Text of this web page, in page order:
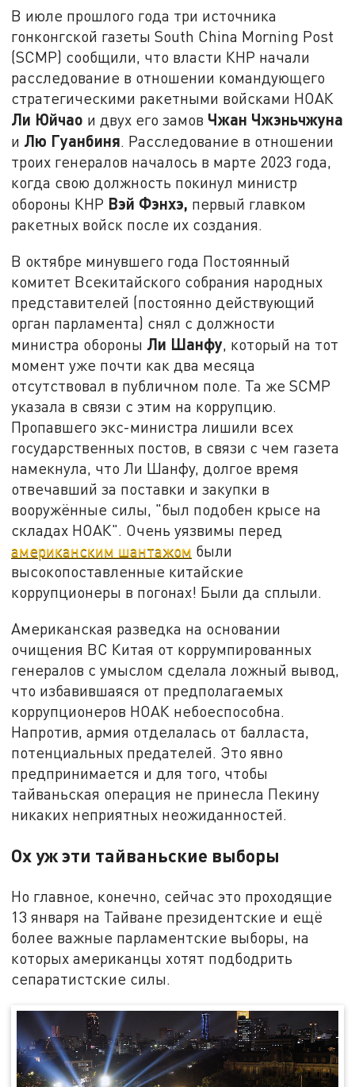
В июле прошлого года три источника
гонконгской газеты South China Morning Post
(SCMP) сообщили, что власти КНР начали
расследование в отношении командующего
стратегическими ракетными войсками НОАК
Ли Юйчао и двух его замов Чжан Чжэньчжуна
и Лю Гуанбиня. Расследование в отношении
троих генералов началось в марте 2023 года,
когда свою должность покинул министр
обороны КНР Вэй Фэнхэ, первый главком
ракетных войск после их создания.
В октябре минувшего года Постоянный
комитет Всекитайского собрания народных
представителей (постоянно действующий
орган парламента) снял с должности
министра обороны Ли Шанфу, который на тот
момент уже почти как два месяца
отсутствовал в публичном поле. Та же SCMP
указала в связи с этим на коррупцию.
Пропавшего экс-министра лишили всех
государственных постов, в связи с чем газета
намекнула, что Ли Шанфу, долгое время
отвечавший за поставки и закупки в
вооружённые силы, "был подобен крысе на
складах НОАК". Очень уязвимы перед
американским шантажом были
высокопоставленные китайские
коррупционеры в погонах! Были да сплыли.
Американская разведка на основании
очищения ВС Китая от коррумпированных
генералов с умыслом сделала ложный вывод,
что избавившаяся от предполагаемых
коррупционеров НОАК небоеспособна.
Напротив, армия отделалась от балласта,
потенциальных предателей. Это явно
предпринимается и для того, чтобы
тайваньская операция не принесла Пекину
никаких неприятных неожиданностей.
Ох уж эти тайваньские выборы
Но главное, конечно, сейчас это проходящие
13 января на Тайване президентские и ещё
более важные парламентские выборы, на
которых американцы хотят подбодрить
сепаратистские силы.